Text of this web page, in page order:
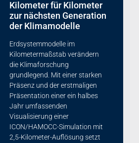
Kilometer für Kilometer
zur nächsten Generation
der Klimamodelle
Erdsystemmodelle im
Kilometermaßstab verändern
die Klimaforschung
grundlegend. Mit einer starken
Präsenz und der erstmaligen
Präsentation einer ein halbes
Jahr umfassenden
Visualisierung einer
ICON/HAMOCC-Simulation mit
2,5-Kilometer-Auflösung setzt